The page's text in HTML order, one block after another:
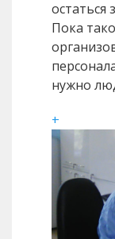
Пока
нужно
+